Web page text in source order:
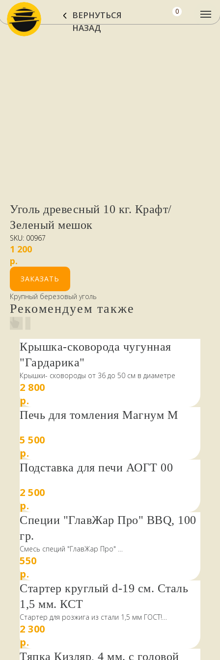
ВЕРНУТЬСЯ
НАЗАД
Уголь древесный 10 кг. Крафт/
Зеленый мешок
SKU: 00967
1 200
р.
ЗАКАЗАТЬ
Крупный березовый уголь
Рекомендуем также
Крышка-сковорода чугунная
"Гардарика"
Крышки- сковороды от 36 до 50 см в диаметре
2 800
р.
Печь для томления Магнум M
5 500
р.
Подставка для печи АОГТ 00
2 500
р.
Специи "ГлавЖар Про" BBQ, 100
гр.
Смесь специй "ГлавЖар Про"
550
р.
Стартер круглый d-19 см. Сталь
1,5 мм. КСТ
Стартер для розжига из стали 1,5 мм ГОСТ!
Ручка стартера выполнена из стали 2 мм и добавлена
защита от жара и пламени!
2 300
р.
Тяпка Кизляр, 4 мм. с головой
НАШИ КЛИЕНТЫ